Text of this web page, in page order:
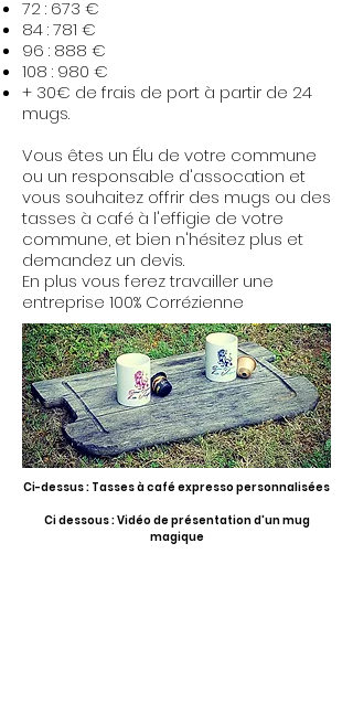
72 : 673 €
84 : 781 €
96 : 888 €
108 : 980 €
+ 30€ de frais de port à partir de 24
mugs.
Vous êtes un Élu de votre commune
ou un responsable d'assocation et
vous souhaitez offrir des mugs ou des
tasses à café à l'effigie de votre
commune, et bien n'hésitez plus et
demandez un devis.
En plus vous ferez travailler une
entreprise 100% Corrézienne
Ci-dessus : Tasses à café expresso personnalisées
Ci dessous : Vidéo de présentation d'un mug
magique